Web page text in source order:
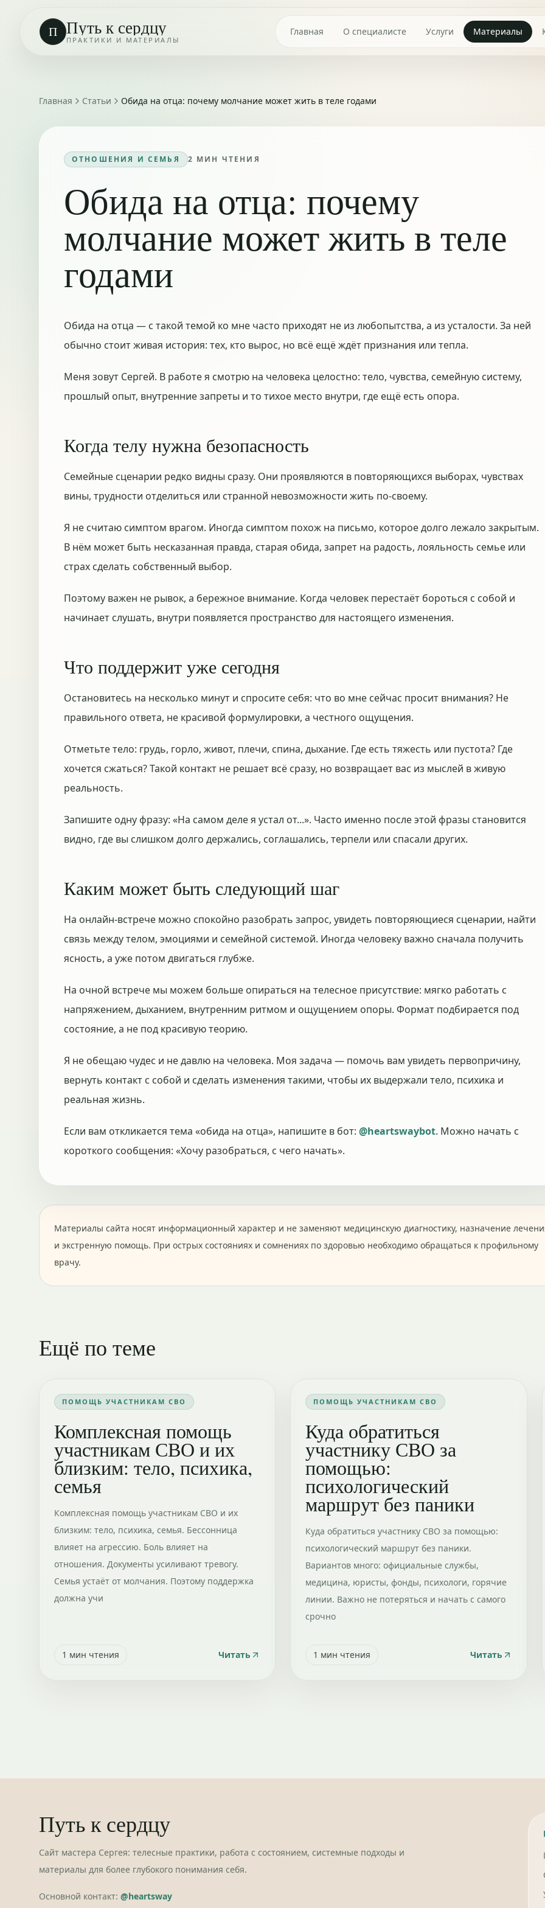
П Путь к сердцу
ПРАКТИКИ И МАТЕРИАЛЫ
Главная О специалисте Услуги Материалы
Главная Статьи Обида на отца: почему молчание может жить в теле годами
ОТНОШЕНИЯ И СЕМЬЯ 2 МИН ЧТЕНИЯ
Обида на отца: почему
молчание может жить в теле
годами
Обида на отца — с такой темой ко мне часто приходят не из любопытства, а из усталости. За ней
обычно стоит живая история: тех, кто вырос, но всё ещё ждёт признания или тепла.
Меня зовут Сергей. В работе я смотрю на человека целостно: тело, чувства, семейную систему,
прошлый опыт, внутренние запреты и то тихое место внутри, где ещё есть опора.
Когда телу нужна безопасность
Семейные сценарии редко видны сразу. Они проявляются в повторяющихся выборах, чувствах
вины, трудности отделиться или странной невозможности жить по-своему.
Я не считаю симптом врагом. Иногда симптом похож на письмо, которое долго лежало закрытым.
В нём может быть несказанная правда, старая обида, запрет на радость, лояльность семье или
страх сделать собственный выбор.
Поэтому важен не рывок, а бережное внимание. Когда человек перестаёт бороться с собой и
начинает слушать, внутри появляется пространство для настоящего изменения.
Что поддержит уже сегодня
Остановитесь на несколько минут и спросите себя: что во мне сейчас просит внимания? Не
правильного ответа, не красивой формулировки, а честного ощущения.
Отметьте тело: грудь, горло, живот, плечи, спина, дыхание. Где есть тяжесть или пустота? Где
хочется сжаться? Такой контакт не решает всё сразу, но возвращает вас из мыслей в живую
реальность.
Запишите одну фразу: «На самом деле я устал от...». Часто именно после этой фразы становится
видно, где вы слишком долго держались, соглашались, терпели или спасали других.
Каким может быть следующий шаг
На онлайн-встрече можно спокойно разобрать запрос, увидеть повторяющиеся сценарии, найти
связь между телом, эмоциями и семейной системой. Иногда человеку важно сначала получить
ясность, а уже потом двигаться глубже.
На очной встрече мы можем больше опираться на телесное присутствие: мягко работать с
напряжением, дыханием, внутренним ритмом и ощущением опоры. Формат подбирается под
состояние, а не под красивую теорию.
Я не обещаю чудес и не давлю на человека. Моя задача — помочь вам увидеть первопричину,
вернуть контакт с собой и сделать изменения такими, чтобы их выдержали тело, психика и
реальная жизнь.
Если вам откликается тема «обида на отца», напишите в бот: @heartswaybot. Можно начать с
короткого сообщения: «Хочу разобраться, с чего начать».
Материалы сайта носят информационный характер и не заменяют медицинскую диагностику, назначение
и экстренную помощь. При острых состояниях и сомнениях по здоровью необходимо обращаться к профильному
врачу.
Ещё по теме
ПОМОЩЬ УЧАСТНИКАМ СВО
Комплексная помощь
участникам СВО и их
близким: тело, психика,
семья
Комплексная помощь участникам СВО и их
близким: тело, психика, семья. Бессонница
влияет на агрессию. Боль влияет на
отношения. Документы усиливают тревогу.
Семья устаёт от молчания. Поэтому поддержка
должна учи
1 мин чтения Читать
ПОМОЩЬ УЧАСТНИКАМ СВО
Куда обратиться
участнику СВО за
помощью:
психологический
маршрут без паники
Куда обратиться участнику СВО за помощью:
психологический маршрут без паники.
Вариантов много: официальные службы,
медицина, юристы, фонды, психологи, горячие
линии. Важно не потеряться и начать с самого
срочно
1 мин чтения Читать
Путь к сердцу
Сайт мастера Сергея: телесные практики, работа с состоянием, системные подходы и
материалы для более глубокого понимания себя.
Основной контакт: @heartsway